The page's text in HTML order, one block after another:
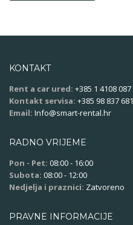
KONTAKT
Rent a car ured: +385 1 4108 087
Kontakt servisa: +385 98 837 681
Email: Info@smart-rental.hr
RADNO VRIJEME
Pon - Pet: 08:00 - 16:00
Subota: 08:00 - 12:00
Nedjelja i praznici: Zatvoreno
PRAVNE INFORMACIJE